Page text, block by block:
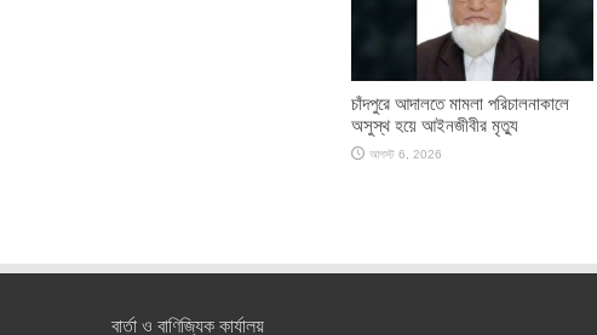
চাঁদপুরে আদালতে মামলা পরিচালনাকালে
অসুস্থ হয়ে আইনজীবীর মৃত্যু
আগস্ট 6, 2026
বার্তা ও বাণিজ্যিক কার্যালয়